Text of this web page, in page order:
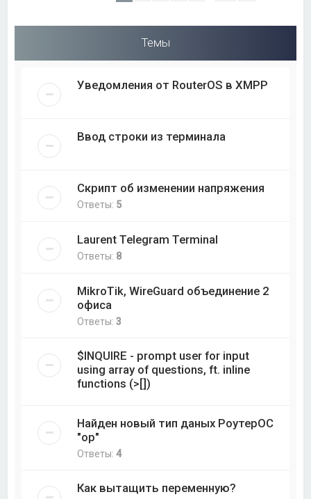
Темы
Уведомления от RouterOS в XMPP
Ввод строки из терминала
Скрипт об изменении напряжения
Ответы: 5
Laurent Telegram Terminal
Ответы: 8
MikroTik, WireGuard объединение 2
офиса
Ответы:3
$INQUIRE - prompt user for input
using array of questions, ft. inline
functions (>[])
Найден новый тип даных РоутерОС
"op"
Ответы:4
Как вытащить переменную?